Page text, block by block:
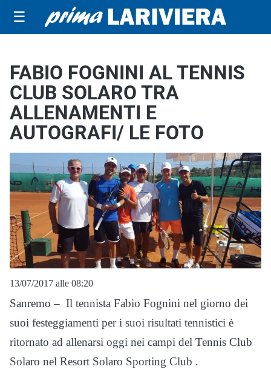
☰
FABIO FOGNINI AL TENNIS
CLUB SOLARO TRA
ALLENAMENTI E
AUTOGRAFI/ LE FOTO
13/07/2017 alle 08:20
Sanremo – Il tennista Fabio Fognini nel giorno dei
suoi festeggiamenti per i suoi risultati tennistici è
ritornato ad allenarsi oggi nei campi del Tennis Club
Solaro nel Resort Solaro Sporting Club .